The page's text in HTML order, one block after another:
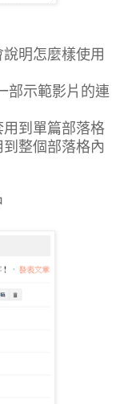
明怎麼樣使用
部示範影片的連
到單篇部落格
整個部落格內